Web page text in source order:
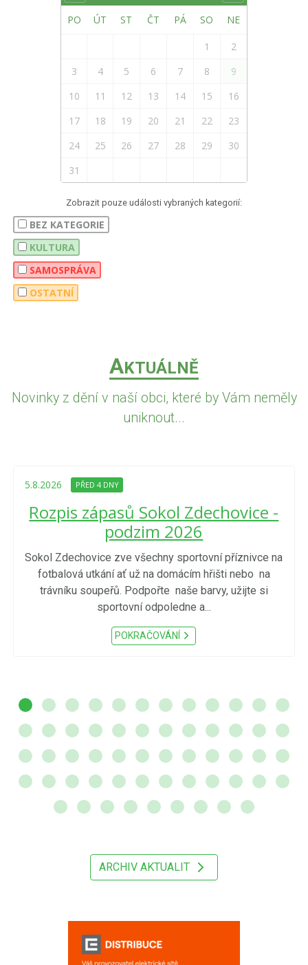
PO ÚT ST ČT PÁ SO NE
1
2
3
4 5 6 7 8
9
10
11 12 13 14 15
16
17
18 19 20 21 22
23
24
25 26 27 28 29
30
31
Zobrazit pouze události vybraných kategorií:
BEZ KATEGORIE
KULTURA
SAMOSPRÁVA
OSTATNÍ
AKTUÁLNĚ
Novinky z dění v naší obci, které by Vám neměly
uniknout...
5.8.2026 PŘED 4 DNY
Rozpis zápasů Sokol Zdechovice -
podzim 2026
Sokol Zdechovice zve všechny sportovní příznivce na
fotbalová utkání ať už na domácím hřišti nebo na
trávníku soupeřů. Podpořte naše barvy, užijte si
sportovní odpoledne a...
POKRAČOVÁNÍ
ARCHIV AKTUALIT